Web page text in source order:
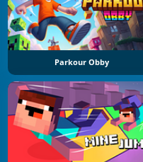
Parkour Obby